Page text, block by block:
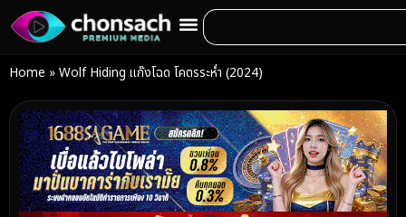
Home » Wolf Hiding แก๊งโฉด โคตรระห่ำ (2024)